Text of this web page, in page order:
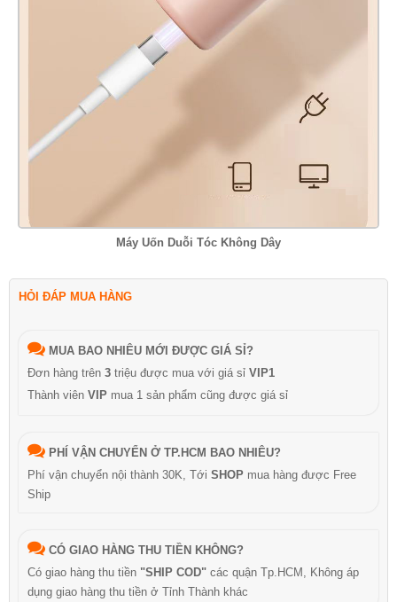
Máy Uốn Duỗi Tóc Không Dây
HỎI ĐÁP MUA HÀNG
MUA BAO NHIÊU MỚI ĐƯỢC GIÁ SỈ?
Đơn hàng trên 3 triệu được mua với giá sỉ VIP1
Thành viên VIP mua 1 sản phẩm cũng được giá sỉ
PHÍ VẬN CHUYỂN Ở TP.HCM BAO NHIÊU?
Phí vận chuyển nội thành 30K, Tới SHOP mua hàng được Free
Ship
CÓ GIAO HÀNG THU TIỀN KHÔNG?
Có giao hàng thu tiền "SHIP COD" các quận Tp.HCM, Không áp
dụng giao hàng thu tiền ở Tỉnh Thành khác